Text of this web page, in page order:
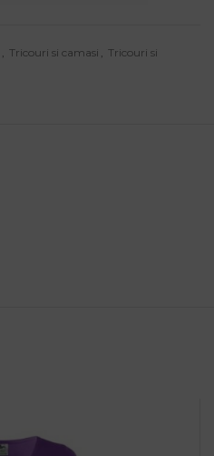
, Tricouri si camasi , Tricouri si